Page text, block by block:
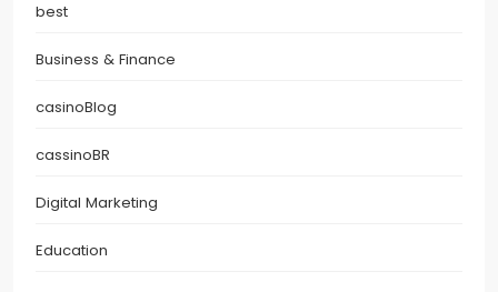
best
Business & Finance
casinoBlog
cassinoBR
Digital Marketing
Education